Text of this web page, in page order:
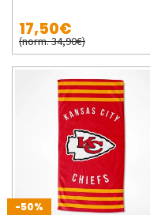
17,50€
(norm. 34,90€)
-50%